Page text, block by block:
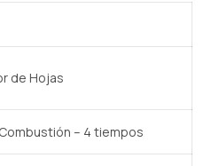
de Hojas
– 4 tiempos